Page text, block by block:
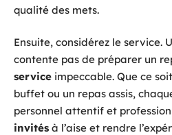
qualité des mets.
Ensuite, considérez le service.
contente pas de préparer un
service impeccable. Que ce
buffet ou un repas assis,
personnel attentif et
invités à l’aise et rendre